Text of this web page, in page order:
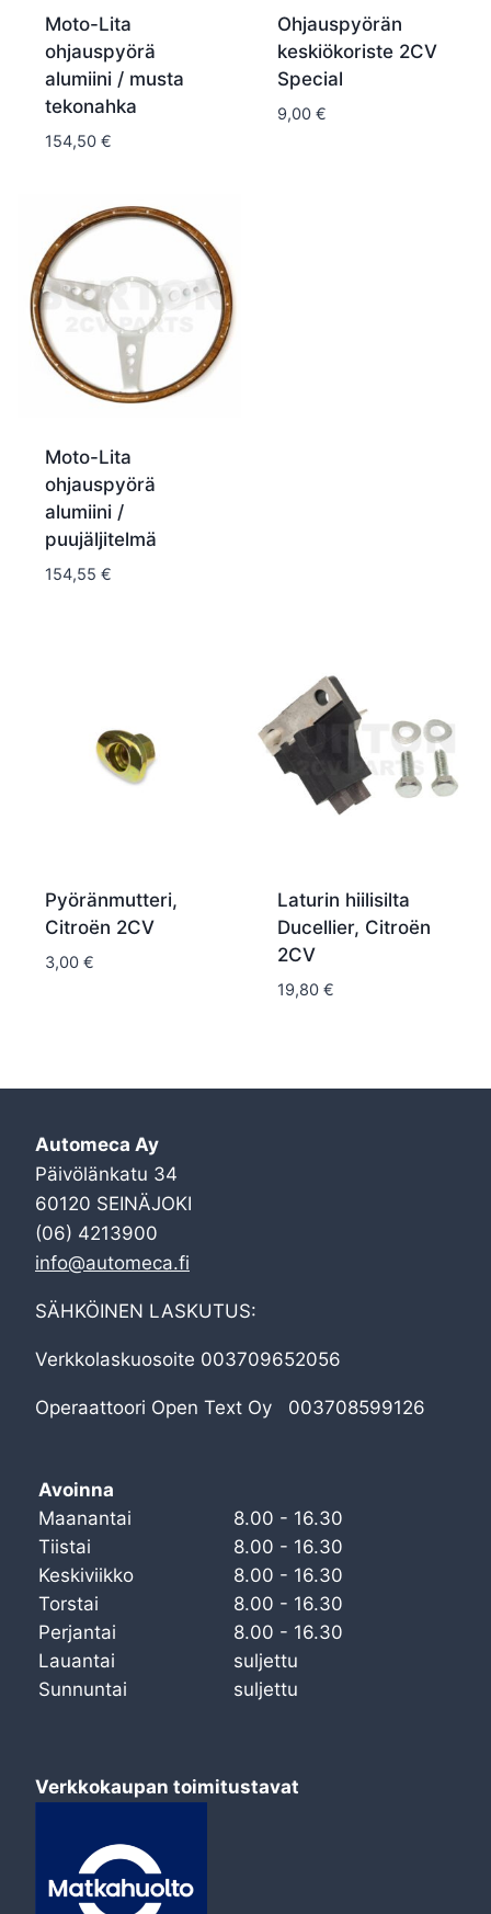
Moto-Lita
ohjauspyörä
alumiini / musta
tekonahka
154,50 €
Ohjauspyörän
keskiökoriste 2CV
Special
9,00 €
Moto-Lita
ohjauspyörä
alumiini /
puujäljitelmä
154,55 €
Pyöränmutteri,
Citroën 2CV
3,00 €
Laturin hiilisilta
Ducellier, Citroën
2CV
19,80 €
Automeca Ay
Päivölänkatu 34
60120 SEINÄJOKI
(06) 4213900
info@automeca.fi
SÄHKÖINEN LASKUTUS:
Verkkolaskuosoite 003709652056
Operaattoori Open Text Oy 003708599126
Avoinna
Maanantai
8.00 - 16.30
Tiistai
8.00 - 16.30
Keskiviikko
8.00 - 16.30
Torstai
8.00 - 16.30
Perjantai
8.00 - 16.30
Lauantai
suljettu
Sunnuntai
suljettu
Verkkokaupan toimitustavat